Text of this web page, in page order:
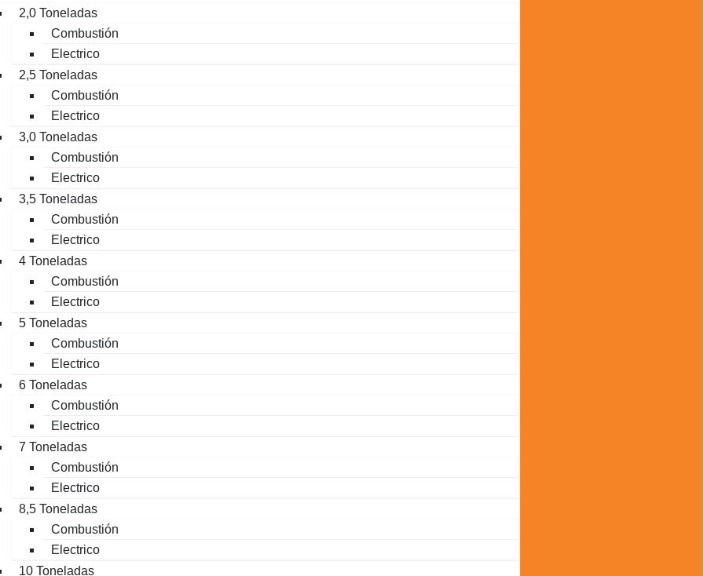
2,0 Toneladas
Combustión
Electrico
2,5 Toneladas
Combustión
Electrico
3,0 Toneladas
Combustión
Electrico
3,5 Toneladas
Combustión
Electrico
4 Toneladas
Combustión
Electrico
5 Toneladas
Combustión
Electrico
6 Toneladas
Combustión
Electrico
7 Toneladas
Combustión
Electrico
8,5 Toneladas
Combustión
Electrico
10 Toneladas